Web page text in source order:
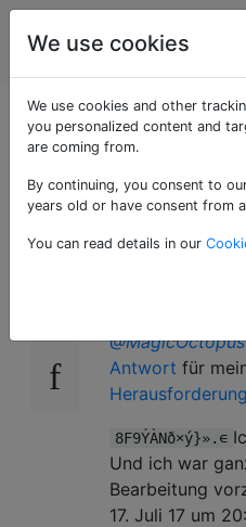
& Code
Ich habe
Antwort für
Herausforderung
8F9ÝÀNð×ý}».∊
Und ich war
Bearbeitung
17. Juli 17 um
We use cookies
We use cookies and other
you personalized content and
are coming from.
By continuing, you consent to
years old or have consent from
You can read details in our